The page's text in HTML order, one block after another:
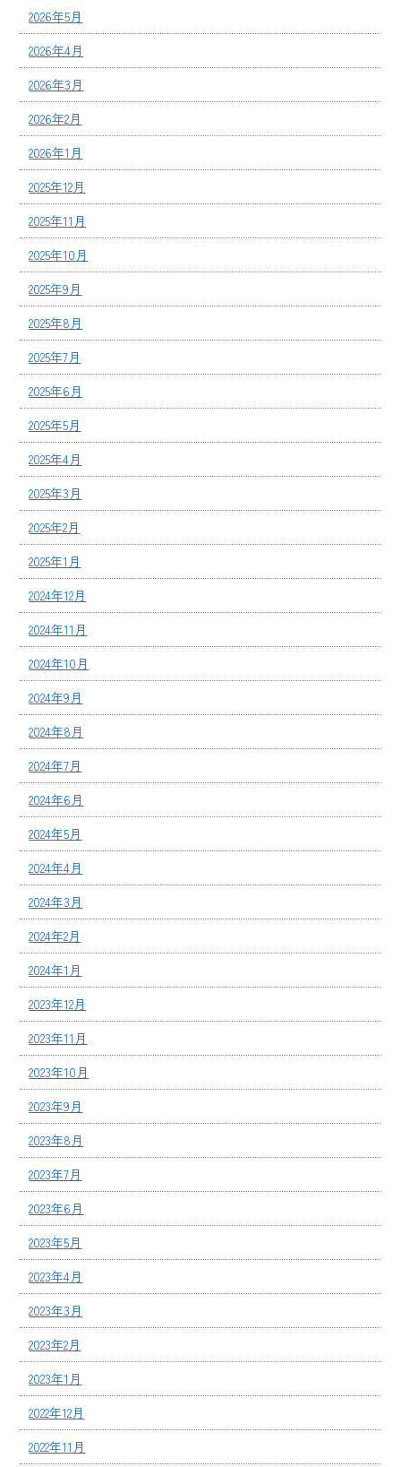
2026年5月
2026年4月
2026年3月
2026年2月
2026年1月
2025年12月
2025年11月
2025年10月
2025年9月
2025年8月
2025年7月
2025年6月
2025年5月
2025年4月
2025年3月
2025年2月
2025年1月
2024年12月
2024年11月
2024年10月
2024年9月
2024年8月
2024年7月
2024年6月
2024年5月
2024年4月
2024年3月
2024年2月
2024年1月
2023年12月
2023年11月
2023年10月
2023年9月
2023年8月
2023年7月
2023年6月
2023年5月
2023年4月
2023年3月
2023年2月
2023年1月
2022年12月
2022年11月